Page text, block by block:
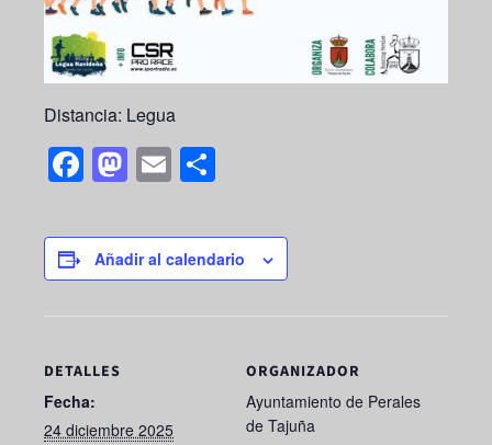
Distancia: Legua
F
a
c
e
o
k
M
a
st
o
E
m
ailar
e
Añadir al calendario
DETALLES
Fecha:
24 diciembre 2025
ORGANIZADOR
Ayuntamiento de Perales
de Tajuña